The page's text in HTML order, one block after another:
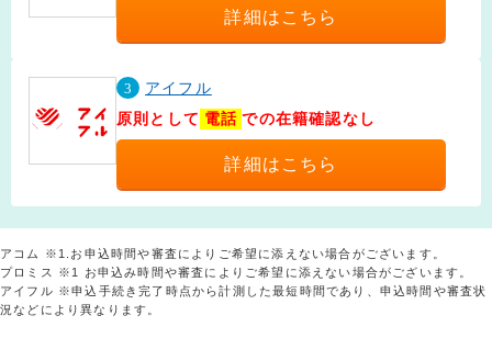
詳細はこちら
3
アイフル
原則として 電話 での在籍確認なし
詳細はこちら
アコム ※1.お申込時間や審査によりご希望に添えない場合がございます。
プロミス ※1 お申込み時間や審査によりご希望に添えない場合がございます。
アイフル ※申込手続き完了時点から計測した最短時間であり、申込時間や審査状
況などにより異なります。